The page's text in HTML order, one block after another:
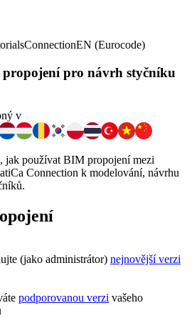
ConnectionEN (Eurocode)
pro návrh styčníku
v
jak používat BIM propojení mezi
Connection k modelování, návrhu
(jako administrátor) nejnovější verzi
podporovanou verzi vašeho